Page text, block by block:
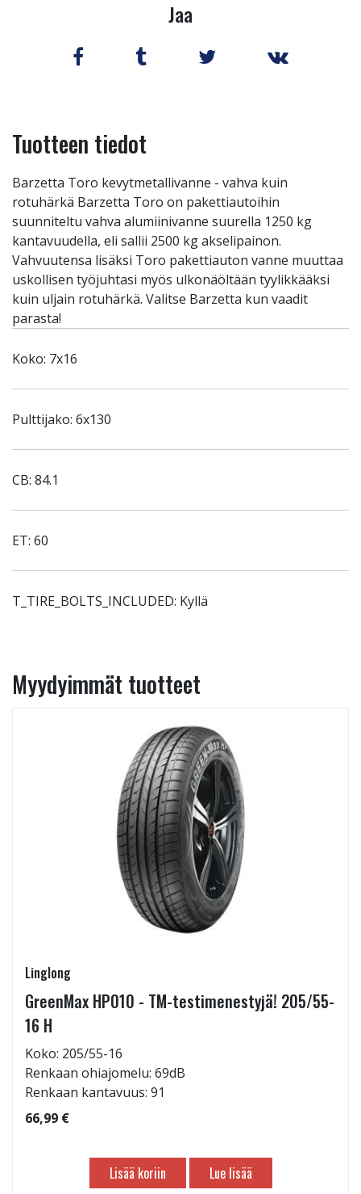
Jaa
Tuotteen tiedot
Barzetta Toro kevytmetallivanne - vahva kuin
rotuhärkä Barzetta Toro on pakettiautoihin
suunniteltu vahva alumiinivanne suurella 1250 kg
kantavuudella, eli sallii 2500 kg akselipainon.
Vahvuutensa lisäksi Toro pakettiauton vanne muuttaa
uskollisen työjuhtasi myös ulkonäöltään tyylikkääksi
kuin uljain rotuhärkä. Valitse Barzetta kun vaadit
parasta!
Koko: 7x16
Pulttijako: 6x130
CB: 84.1
ET: 60
T_TIRE_BOLTS_INCLUDED: Kyllä
Myydyimmät tuotteet
Linglong
GreenMax HP010 - TM-testimenestyjä! 205/55-
16 H
Koko: 205/55-16
Renkaan ohiajomelu: 69dB
Renkaan kantavuus: 91
66,99 €
Lisää koriin Lue lisää